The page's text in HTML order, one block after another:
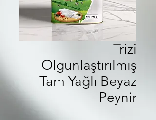
Trizi
Olgunlaştırılmış
Tam Yağlı Beyaz
Peynir